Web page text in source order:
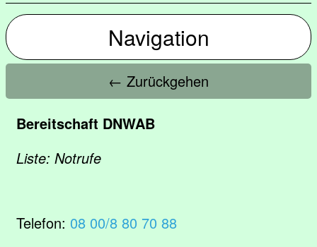
Navigation
← Zurückgehen
Bereitschaft DNWAB
Liste: Notrufe
Telefon: 08 00/8 80 70 88